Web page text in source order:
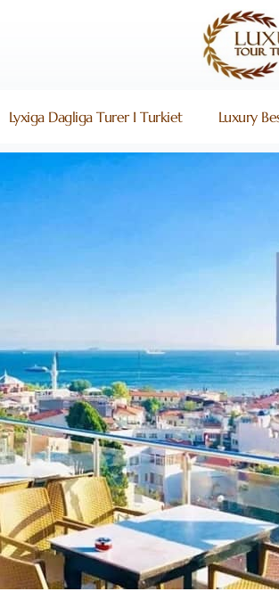
Lyxiga Dagliga Turer I Turkiet Luxury